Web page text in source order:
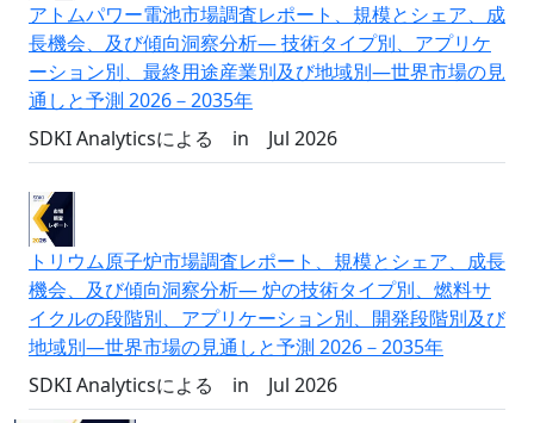
アトムパワー電池市場調査レポート、規模とシェア、成
長機会、及び傾向洞察分析― 技術タイプ別、アプリケ
ーション別、最終用途産業別及び地域別―世界市場の見
通しと予測 2026－2035年
SDKI Analyticsによる
in Jul 2026
トリウム原子炉市場調査レポート、規模とシェア、成長
機会、及び傾向洞察分析― 炉の技術タイプ別、燃料サ
イクルの段階別、アプリケーション別、開発段階別及び
地域別―世界市場の見通しと予測 2026－2035年
SDKI Analyticsによる
in Jul 2026